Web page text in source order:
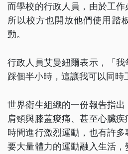
而學校的行政人員，由於工作
所以校方也開放他們使用踏
動。
行政人員艾曼紐爾表示，「
踩個半小時，這讓我可以同時
世界衛生組織的一份報告指
肩頸與膝蓋痠痛、甚至心臟
時間進行激烈運動，也有許
要大量體力的運動融入生活